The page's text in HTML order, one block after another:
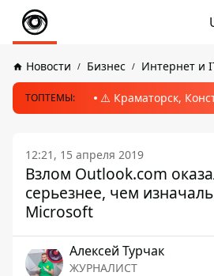
Новости Бизнес Интернет и
ТОПТЕМЫ: ⚠️ Краматорск,
12:21, 15 апреля 2019
Взлом Outlook.com
серьезнее, чем
Microsoft
Алексей Турчак
ЖУРНАЛИСТ